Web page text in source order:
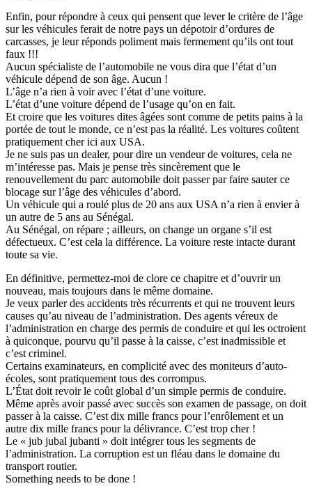
Enfin, pour répondre à ceux qui pensent que lever le critère de l’âge
sur les véhicules ferait de notre pays un dépotoir d’ordures de
carcasses, je leur réponds poliment mais fermement qu’ils ont tout
faux !!!
Aucun spécialiste de l’automobile ne vous dira que l’état d’un
véhicule dépend de son âge. Aucun !
L’âge n’a rien à voir avec l’état d’une voiture.
L’état d’une voiture dépend de l’usage qu’on en fait.
Et croire que les voitures dites âgées sont comme de petits pains à la
portée de tout le monde, ce n’est pas la réalité. Les voitures coûtent
pratiquement cher ici aux USA.
Je ne suis pas un dealer, pour dire un vendeur de voitures, cela ne
m’intéresse pas. Mais je pense très sincèrement que le
renouvellement du parc automobile doit passer par faire sauter ce
blocage sur l’âge des véhicules d’abord.
Un véhicule qui a roulé plus de 20 ans aux USA n’a rien à envier à
un autre de 5 ans au Sénégal.
Au Sénégal, on répare ; ailleurs, on change un organe s’il est
défectueux. C’est cela la différence. La voiture reste intacte durant
toute sa vie.
En définitive, permettez-moi de clore ce chapitre et d’ouvrir un
nouveau, mais toujours dans le même domaine.
Je veux parler des accidents très récurrents et qui ne trouvent leurs
causes qu’au niveau de l’administration. Des agents véreux de
l’administration en charge des permis de conduire et qui les octroient
à quiconque, pourvu qu’il passe à la caisse, c’est inadmissible et
c’est criminel.
Certains examinateurs, en complicité avec des moniteurs d’auto-
écoles, sont pratiquement tous des corrompus.
L’État doit revoir le coût global d’un simple permis de conduire.
Même après avoir passé avec succès son examen de passage, on doit
passer à la caisse. C’est dix mille francs pour l’enrôlement et un
autre dix mille francs pour la délivrance. C’est trop cher !
Le « jub jubal jubanti » doit intégrer tous les segments de
l’administration. La corruption est un fléau dans le domaine du
transport routier.
Something needs to be done !